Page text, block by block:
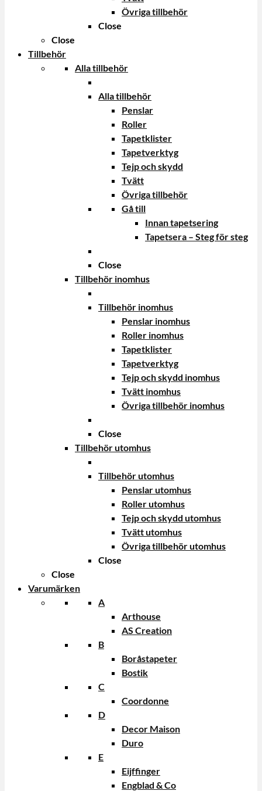
Övriga tillbehör
Close
Close
Tillbehör
Alla tillbehör
Alla tillbehör
Penslar
Roller
Tapetklister
Tapetverktyg
Tejp och skydd
Tvätt
Övriga tillbehör
Gå till
Innan tapetsering
Tapetsera – Steg för steg
Close
Tillbehör inomhus
Tillbehör inomhus
Penslar inomhus
Roller inomhus
Tapetklister
Tapetverktyg
Tejp och skydd inomhus
Tvätt inomhus
Övriga tillbehör inomhus
Close
Tillbehör utomhus
Tillbehör utomhus
Penslar utomhus
Roller utomhus
Tejp och skydd utomhus
Tvätt utomhus
Övriga tillbehör utomhus
Close
Close
Varumärken
A
Arthouse
AS Creation
B
Boråstapeter
Bostik
C
Coordonne
D
Decor Maison
Duro
E
Eijffinger
Engblad & Co